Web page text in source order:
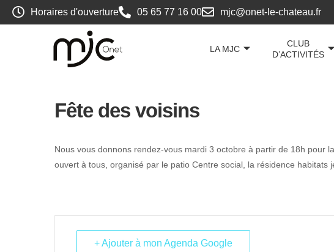
Horaires d'ouverture 05 65 77 16 00 mjc@onet-le-chateau.fr
LA MJC
CLUB
D’ACTIVITÉS
Fête des voisins
Nous vous donnons rendez-vous mardi 3 octobre à partir de 18h pour
ouvert à tous, organisé par le patio Centre social, la résidence habitats
+ Ajouter à mon Agenda Google